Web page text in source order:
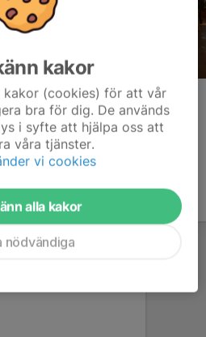
kakor
kakor (cookies) för att vår
bra för dig. De används
i syfte att hjälpa oss att
våra tjänster.
vi cookies
alla kakor
nödvändiga